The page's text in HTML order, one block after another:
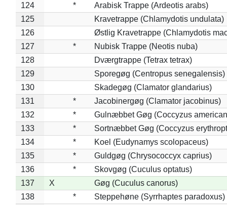
124
*
Arabisk Trappe (Ardeotis arabs)
125
Kravetrappe (Chlamydotis undulata)
126
Østlig Kravetrappe (Chlamydotis
127
*
Nubisk Trappe (Neotis nuba)
128
Dværgtrappe (Tetrax tetrax)
129
Sporegøg (Centropus senegalensis)
130
Skadegøg (Clamator glandarius)
131
*
Jacobinergøg (Clamator jacobinus)
132
*
Gulnæbbet Gøg (Coccyzus
133
*
Sortnæbbet Gøg (Coccyzus
134
*
Koel (Eudynamys scolopaceus)
135
*
Guldgøg (Chrysococcyx caprius)
136
*
Skovgøg (Cuculus optatus)
137
X
Gøg (Cuculus canorus)
138
*
Steppehøne (Syrrhaptes paradoxus)